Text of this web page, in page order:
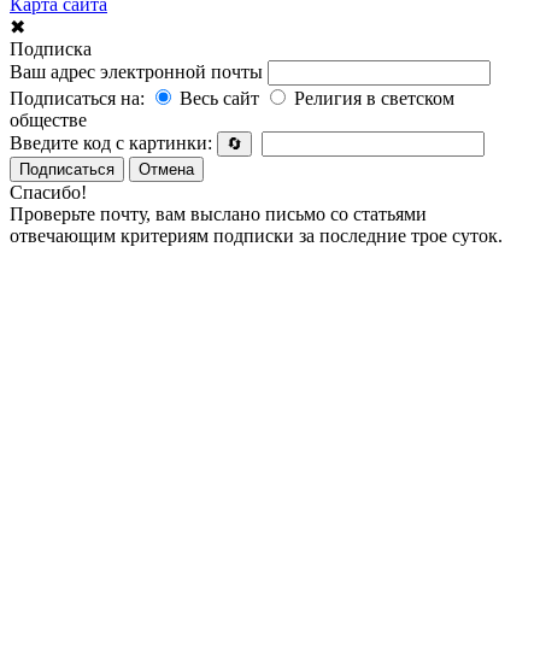
Карта сайта
✖
Подписка
Ваш адрес электронной почты
Подписаться на:
Весь сайт
Религия в светском
обществе
Введите код с картинки:
🔄
Подписаться
Отмена
Спасибо!
Проверьте почту, вам выслано письмо со статьями
отвечающим критериям подписки за последние трое суток.